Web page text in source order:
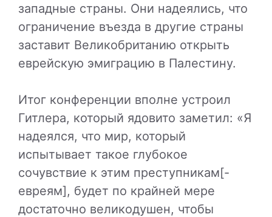
западные страны. Они надеялись, что
ограничение въезда в другие страны
заставит Великобританию открыть
еврейскую эмиграцию в Палестину.
Итог конференции вполне устроил
Гитлера, который ядовито заметил: «Я
надеялся, что мир, который
испытывает такое глубокое
сочувствие к этим преступникам[-
евреям], будет по крайней мере
достаточно великодушен, чтобы